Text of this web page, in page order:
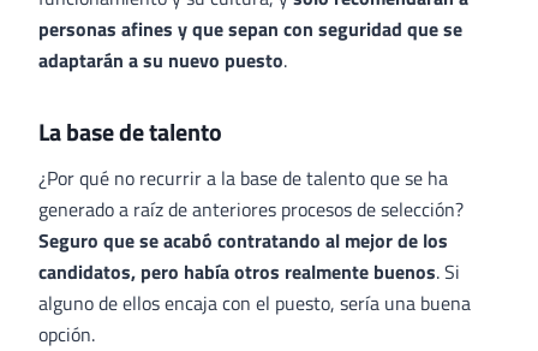
personas afines y que sepan con seguridad que se
adaptarán a su nuevo puesto.
La base de talento
¿Por qué no recurrir a la base de talento que se ha
generado a raíz de anteriores procesos de selección?
Seguro que se acabó contratando al mejor de los
candidatos, pero había otros realmente buenos. Si
alguno de ellos encaja con el puesto, sería una buena
opción.